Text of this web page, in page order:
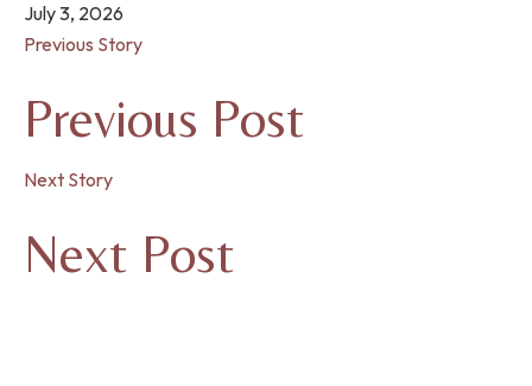
July 3, 2026
Previous Story
Previous Post
Next Story
Next Post